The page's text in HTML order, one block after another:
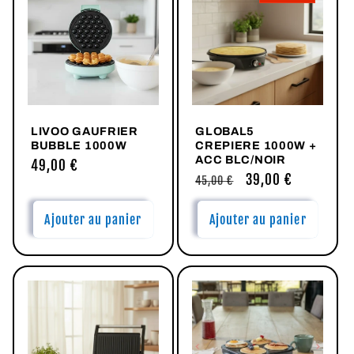
LIVOO GAUFRIER
BUBBLE 1000W
Prix
49,00 €
Ajouter au panier
GLOBAL5
CREPIERE 1000W +
ACC BLC/NOIR
Prix
habituel
45,00 €
Prix
promotionnel
39,00 €
Ajouter au panier